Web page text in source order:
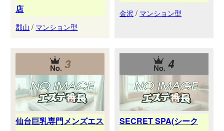
店
郡山 / マンション型
金沢 / マンション型
3
仙台巨乳専門メンズエス
4
SECRET SPA(シーク